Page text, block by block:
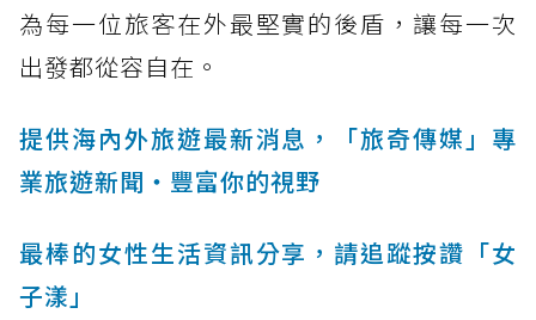
為每一位旅客在外最堅實的後盾，讓每一次
出發都從容自在。
提供海內外旅遊最新消息，「旅奇傳媒」專
業旅遊新聞‧豐富你的視野
最棒的女性生活資訊分享，請追蹤按讚「女
子漾」